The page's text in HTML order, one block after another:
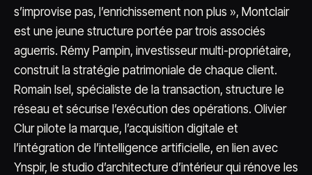
s’improvise pas, l’enrichissement non plus », Montclair
est une jeune structure portée par trois associés
aguerris. Rémy Pampin, investisseur multi-propriétaire,
construit la stratégie patrimoniale de chaque client.
Romain Isel, spécialiste de la transaction, structure le
réseau et sécurise l’exécution des opérations. Olivier
Clur pilote la marque, l’acquisition digitale et
l’intégration de l’intelligence artificielle, en lien avec
Ynspir, le studio d’architecture d’intérieur qui rénove les